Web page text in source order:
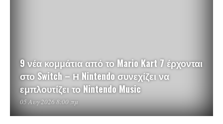
9 νέα κομμάτια από το Mario Kart 7 έρχονται
στο Switch – Η Nintendo συνεχίζει να
εμπλουτίζει το Nintendo Music
05 Αυγ 2026 8:00 πμ